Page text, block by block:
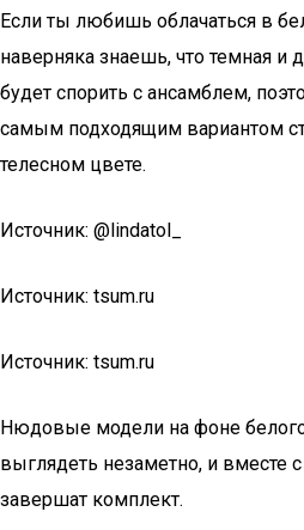
Если ты любишь облачаться в
наверняка знаешь, что темная и
будет спорить с ансамблем,
самым подходящим вариантом
телесном цвете.
Источник: @lindatol_
Источник: tsum.ru
Источник: tsum.ru
Нюдовые модели на фоне белого
выглядеть незаметно, и вместе
завершат комплект.